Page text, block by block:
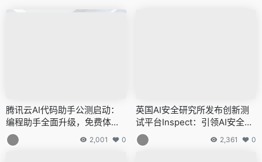
腾讯云AI代码助手公测启动：
编程助手全面升级，免费体验
编程新境界
2,001 0
英国AI安全研究所发布创新测
试平台Inspect：引领AI安全风
险评估新篇章
2,361 0